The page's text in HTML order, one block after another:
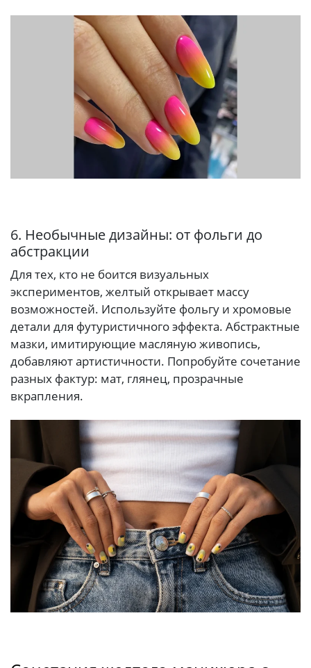
6. Необычные дизайны: от фольги до
абстракции
Для тех, кто не боится визуальных
экспериментов, желтый открывает массу
возможностей. Используйте фольгу и хромовые
детали для футуристичного эффекта. Абстрактные
мазки, имитирующие масляную живопись,
добавляют артистичности. Попробуйте сочетание
разных фактур: мат, глянец, прозрачные
вкрапления.